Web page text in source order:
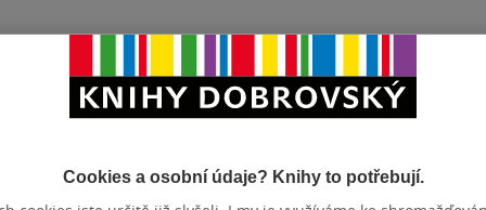
Cookies a osobní údaje? Knihy to potřebují.